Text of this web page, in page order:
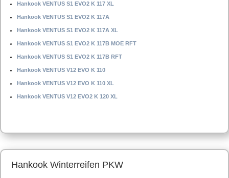
Hankook VENTUS S1 EVO2 K 117 XL
Hankook VENTUS S1 EVO2 K 117A
Hankook VENTUS S1 EVO2 K 117A XL
Hankook VENTUS S1 EVO2 K 117B MOE RFT
Hankook VENTUS S1 EVO2 K 117B RFT
Hankook VENTUS V12 EVO K 110
Hankook VENTUS V12 EVO K 110 XL
Hankook VENTUS V12 EVO2 K 120 XL
Hankook Winterreifen PKW